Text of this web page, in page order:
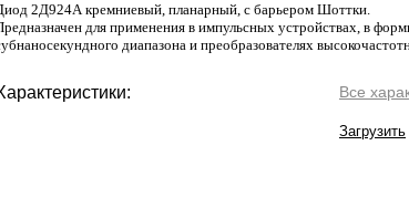
2Д924А кремниевый, планарный, с барьером Шоттки.
для применения в импульсных устройствах, в
диапазона и преобразователях
Все
Загрузить